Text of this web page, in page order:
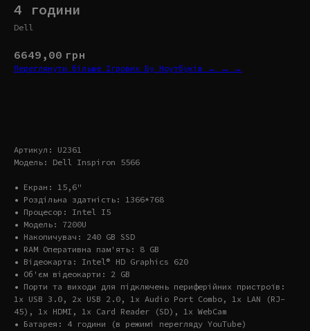
4 години
Dell
6649,00 грн
Переглянути більше Ігрових Бу Ноутбуків → → →
Артикул: U2361
Модель: Dell Inspiron 5566
• Екран: 15,6"
• Роздільна здатність: 1366*768
• Процесор: Intel I5
• Модель: 7200U
• Накопичувач: 240 GB SSD
• RAM Оперативна пам'ять: 8 GB
• Відеокарта: Intel® HD Graphics 620
• Об'єм відеокарти: 2 GB
• Порти та виходи для підключень периферійних пристроїв:
1x USB 3.0, 2x USB 2.0, 1x Audio Port Combo, 1x LAN (RJ-
45), 1x HDMI, 1x Card Reader (SD), 1x WebCam
• Батарея: 4 години (в режимі перегляду YouTube)